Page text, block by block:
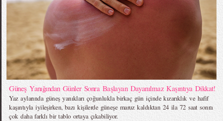
Güneş Yanığından Günler Sonra Başlayan Dayanılmaz Kaşıntıya Dikkat!
Yaz aylarında güneş yanıkları çoğunlukla birkaç gün içinde kızarıklık ve hafif
kaşıntıyla iyileşirken, bazı kişilerde güneşe maruz kaldıktan 24 ila 72 saat sonra
çok daha farklı bir tablo ortaya çıkabiliyor.